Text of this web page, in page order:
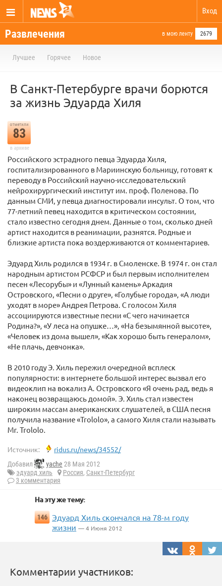
Вход
Развлечения в мою ленту 2679
Лучшее Горячее Новое
В Санкт-Петербурге врачи борются
за жизнь Эдуарда Хиля
отметили
83
в архиве
Российского эстрадного певца Эдуарда Хиля,
госпитализированного в Мариинскую больницу, готовят к
переводу в Российский научно-исследовательский
нейрохирургический институт им. проф. Поленова. По
данным СМИ, у певца диагностировали инсульт. О том, что
77-летний певец находится в критическом состоянии,
стало известно сегодня днем. Данные о том, сколько дней
артист находится в реанимации, разнятся. Родные и
близкие артиста пока воздерживаются от комментариев.
Эдуард Хиль родился в 1934 г. в Смоленске. В 1974 г. он стал
народным артистом РСФСР и был первым исполнителем
песен «Лесорубы» и «Лунный камень» Аркадия
Островского, «Песни о друге», «Голубые города», «А люди
уходят в море» Андрея Петрова. С голосом Хиля
ассоциируются известные песни «С чего начинается
Родина?», «У леса на опушке…», «На безымянной высоте»,
«Человек из дома вышел», «Как хорошо быть генералом»,
«Не плачь, девчонка».
В 2010 году Э. Хиль пережил очередной всплеск
популярности: в интернете большой интерес вызвал его
видеоклип на вокализ А. Островского «Я очень рад, ведь я
наконец возвращаюсь домой». Э. Хиль стал известен
широким массам американских слушателей, в США песня
получила название «Trololo», а самого Хиля стали называть
Mr. Trololo.
Источник: ridus.ru/news/34552/
Добавил yache 28 Мая 2012
эдуард хиль
Россия, Санкт-Петербург
3 комментария
На эту же тему:
146 Эдуард Хиль скончался на 78-м году
жизни — 4 Июня 2012
Комментарии участников: